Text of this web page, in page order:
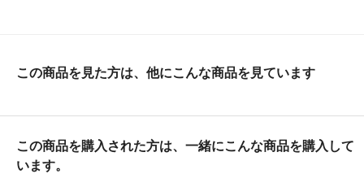
この商品を見た方は、他にこんな商品を見ています
この商品を購入された方は、一緒にこんな商品を購入して
います。